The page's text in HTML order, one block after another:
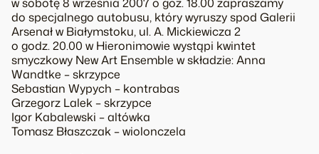
do specjalnego autobusu, który wyruszy spod Galerii
Arsenał w Białymstoku, ul. A. Mickiewicza 2
o godz. 20.00 w Hieronimowie wystąpi kwintet
smyczkowy New Art Ensemble w składzie: Anna
Wandtke – skrzypce
Sebastian Wypych – kontrabas
Grzegorz Lalek – skrzypce
Igor Kabalewski – altówka
Tomasz Błaszczak – wiolonczela